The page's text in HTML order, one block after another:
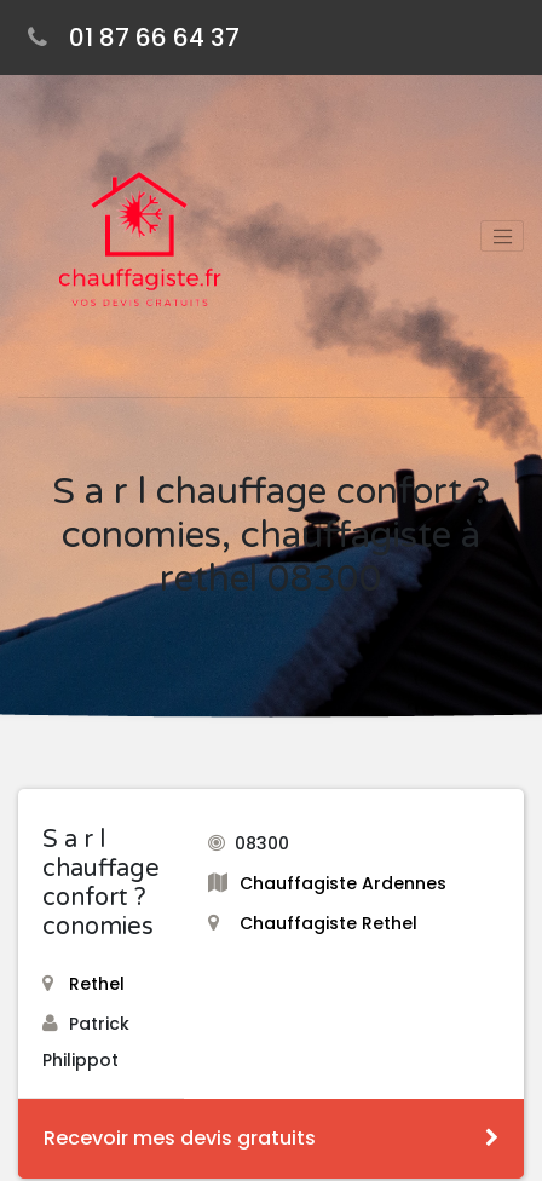
01 87 66 64 37
S a r l chauffage confort ?
conomies, chauffagiste à
rethel 08300
S a r l
chauffage
confort ?
conomies
Rethel
Patrick
Philippot
08300
Chauffagiste Ardennes
Chauffagiste Rethel
Recevoir mes devis gratuits